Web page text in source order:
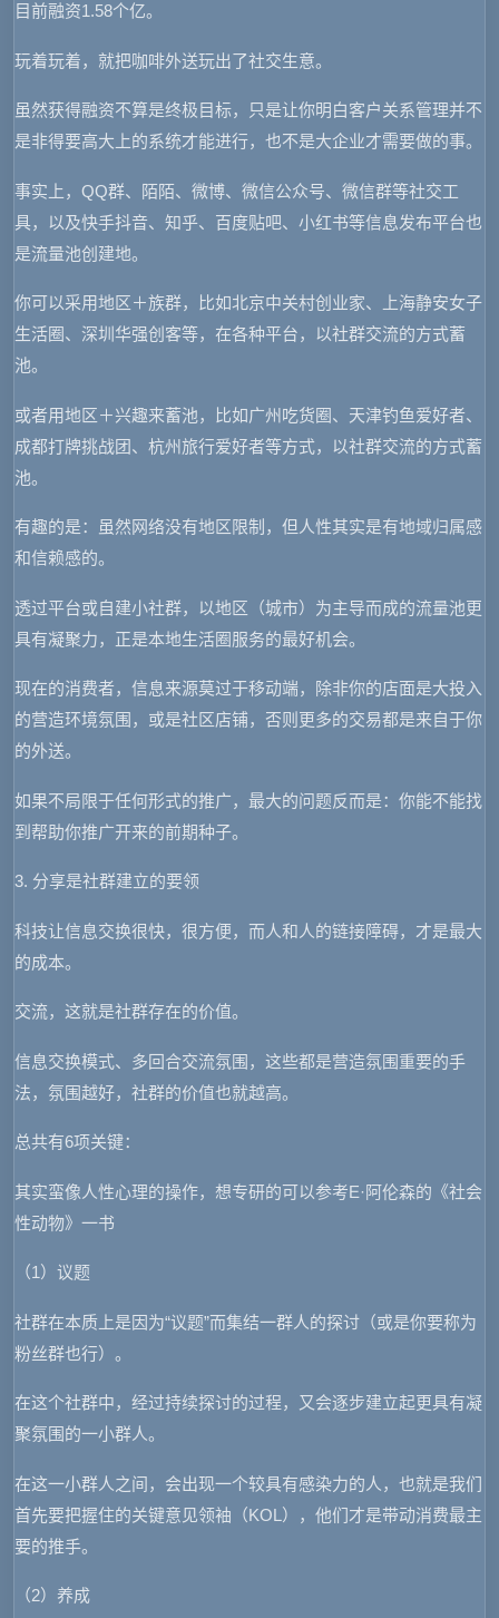
目前融资1.58个亿。
玩着玩着，就把咖啡外送玩出了社交生意。
虽然获得融资不算是终极目标，只是让你明白客户关系管理并不
是非得要高大上的系统才能进行，也不是大企业才需要做的事。
事实上，QQ群、陌陌、微博、微信公众号、微信群等社交工
具，以及快手抖音、知乎、百度贴吧、小红书等信息发布平台也
是流量池创建地。
你可以采用地区＋族群，比如北京中关村创业家、上海静安女子
生活圈、深圳华强创客等，在各种平台，以社群交流的方式蓄
池。
或者用地区＋兴趣来蓄池，比如广州吃货圈、天津钓鱼爱好者、
成都打牌挑战团、杭州旅行爱好者等方式，以社群交流的方式蓄
池。
有趣的是：虽然网络没有地区限制，但人性其实是有地域归属感
和信赖感的。
透过平台或自建小社群，以地区（城市）为主导而成的流量池更
具有凝聚力，正是本地生活圈服务的最好机会。
现在的消费者，信息来源莫过于移动端，除非你的店面是大投入
的营造环境氛围，或是社区店铺，否则更多的交易都是来自于你
的外送。
如果不局限于任何形式的推广，最大的问题反而是：你能不能找
到帮助你推广开来的前期种子。
3. 分享是社群建立的要领
科技让信息交换很快，很方便，而人和人的链接障碍，才是最大
的成本。
交流，这就是社群存在的价值。
信息交换模式、多回合交流氛围，这些都是营造氛围重要的手
法，氛围越好，社群的价值也就越高。
总共有6项关键：
其实蛮像人性心理的操作，想专研的可以参考E·阿伦森的《社会
性动物》一书
（1）议题
社群在本质上是因为“议题”而集结一群人的探讨（或是你要称为
粉丝群也行）。
在这个社群中，经过持续探讨的过程，又会逐步建立起更具有凝
聚氛围的一小群人。
在这一小群人之间，会出现一个较具有感染力的人，也就是我们
首先要把握住的关键意见领袖（KOL），他们才是带动消费最主
要的推手。
（2）养成